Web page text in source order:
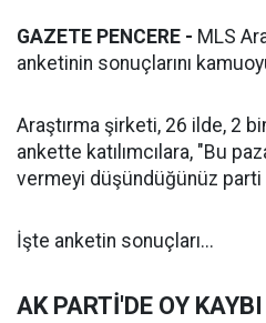
GAZETE PENCERE - MLS
anketinin sonuçlarını
Araştırma şirketi, 26 ilde, 2
ankette katılımcılara, "Bu
vermeyi düşündüğünüz
İşte anketin sonuçları...
AK PARTİ'DE OY KAYBI